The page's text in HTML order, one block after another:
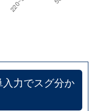
力でスグ分か